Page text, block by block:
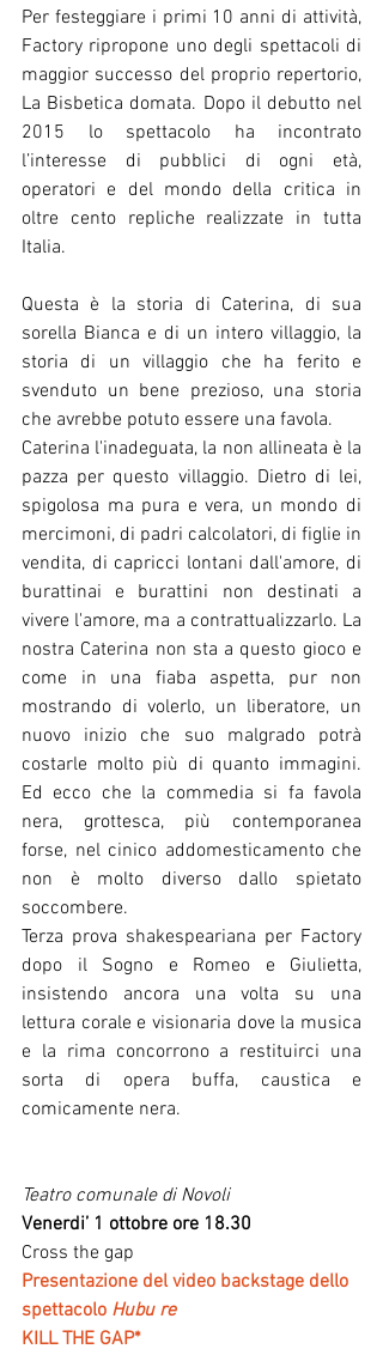
Per festeggiare i primi 10 anni di attività,
Factory ripropone uno degli spettacoli di
maggior successo del proprio repertorio,
La Bisbetica domata. Dopo il debutto nel
2015 lo spettacolo ha incontrato
l’interesse di pubblici di ogni età,
operatori e del mondo della critica in
oltre cento repliche realizzate in tutta
Italia.
Questa è la storia di Caterina, di sua
sorella Bianca e di un intero villaggio, la
storia di un villaggio che ha ferito e
svenduto un bene prezioso, una storia
che avrebbe potuto essere una favola.
Caterina l'inadeguata, la non allineata è la
pazza per questo villaggio. Dietro di lei,
spigolosa ma pura e vera, un mondo di
mercimoni, di padri calcolatori, di figlie in
vendita, di capricci lontani dall'amore, di
burattinai e burattini non destinati a
vivere l'amore, ma a contrattualizzarlo. La
nostra Caterina non sta a questo gioco e
come in una fiaba aspetta, pur non
mostrando di volerlo, un liberatore, un
nuovo inizio che suo malgrado potrà
costarle molto più di quanto immagini.
Ed ecco che la commedia si fa favola
nera, grottesca, più contemporanea
forse, nel cinico addomesticamento che
non è molto diverso dallo spietato
soccombere.
Terza prova shakespeariana per Factory
dopo il Sogno e Romeo e Giulietta,
insistendo ancora una volta su una
lettura corale e visionaria dove la musica
e la rima concorrono a restituirci una
sorta di opera buffa, caustica e
comicamente nera.
Teatro comunale di Novoli
Venerdi’ 1 ottobre ore 18.30
Cross the gap
Presentazione del video backstage dello
spettacolo Hubu re
KILL THE GAP*